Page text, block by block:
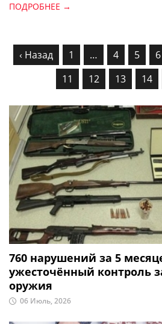
ПОДРОБНЕЕ →
‹ Назад 1 … 4 5 6
11
12 13 14
760 нарушений за 5
ужесточённый контроль
оружия
06 Июль, 2026